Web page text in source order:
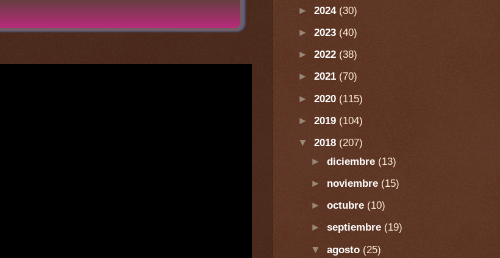
► 2024 (30)
► 2023 (40)
► 2022 (38)
► 2021 (70)
► 2020 (115)
► 2019 (104)
▼ 2018 (207)
► diciembre (13)
► noviembre (15)
► octubre (10)
► septiembre (19)
▼ agosto (25)